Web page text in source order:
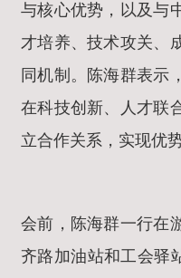
与核心优势，以及与
才培养、技术攻关、
同机制。陈海群表示
在科技创新、人才联
立合作关系，实现优
会前，陈海群一行在
齐路加油站和工会驿